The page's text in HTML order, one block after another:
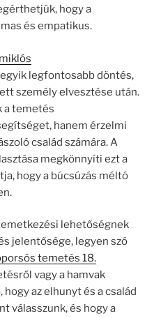
hogy a
és empatikus.
egyik legfontosabb döntés,
személy elvesztése után.
a temetés
hanem érzelmi
család számára. A
megkönnyíti ezt a
hogy a búcsúzás méltó
lehetőségnek
jelentősége, legyen szó
temetés 18.
vagy a hamvak
az elhunyt és a család
válasszunk, és hogy a